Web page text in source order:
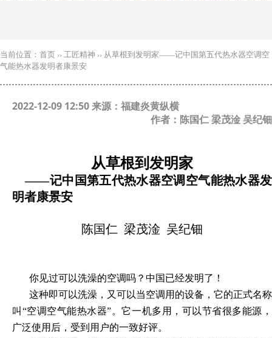
当前位置： 首页 ›› 工匠精神 ›› 从草根到发明家——记中国第五代热水器空调空
气能热水器发明者康景安
2022-12-09 12:50 来源：福建炎黄纵横
作者：陈国仁 梁茂淦 吴纪钿
从草根到发明家
——记中国第五代热水器空调空气能热水器发
明者康景安
陈国仁 梁茂淦 吴纪钿
你见过可以洗澡的空调吗？中国已经发明了！
这种即可以洗澡，又可以当空调用的设备，它的正式名称
叫 “空调空气能热水器”。它一机多用，可以节省很多能源，
广泛使用后，受到用户的一致好评。